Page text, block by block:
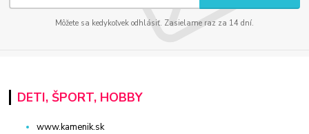
Môžete sa kedykoľvek odhlásiť. Zasielame raz za 14 dní.
DETI, ŠPORT, HOBBY
www.kamenik.sk